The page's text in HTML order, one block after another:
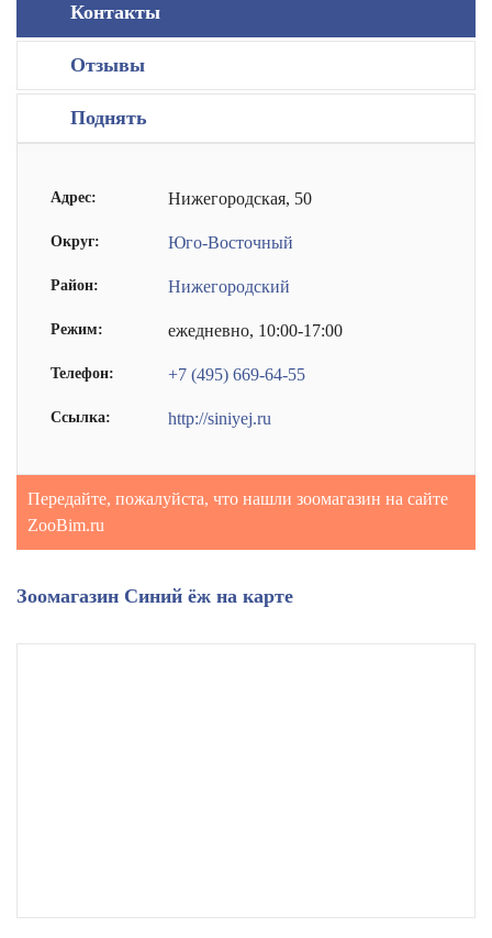
Контакты
Отзывы
Поднять
Адрес: Нижегородская, 50
Округ: Юго-Восточный
Район: Нижегородский
Режим: ежедневно, 10:00-17:00
Телефон: +7 (495) 669-64-55
Ссылка: http://siniyej.ru
Передайте, пожалуйста, что нашли зоомагазин на сайте
ZooBim.ru
Зоомагазин Синий ёж на карте